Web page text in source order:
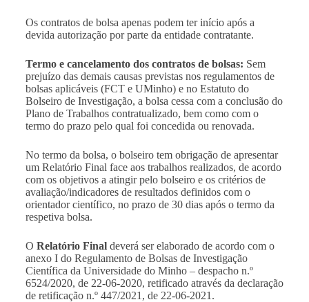
Os contratos de bolsa apenas podem ter início após a
devida autorização por parte da entidade contratante.
Termo e cancelamento dos contratos de bolsas: Sem
prejuízo das demais causas previstas nos regulamentos de
bolsas aplicáveis (FCT e UMinho) e no Estatuto do
Bolseiro de Investigação, a bolsa cessa com a conclusão do
Plano de Trabalhos contratualizado, bem como com o
termo do prazo pelo qual foi concedida ou renovada.
No termo da bolsa, o bolseiro tem obrigação de apresentar
um Relatório Final face aos trabalhos realizados, de acordo
com os objetivos a atingir pelo bolseiro e os critérios de
avaliação/indicadores de resultados definidos com o
orientador científico, no prazo de 30 dias após o termo da
respetiva bolsa.
O Relatório Finaldeverá ser elaborado de acordo com o
anexo I do Regulamento de Bolsas de Investigação
Científica da Universidade do Minho – despacho n.º
6524/2020, de 22-06-2020, retificado através da declaração
de retificação n.º 447/2021, de 22-06-2021.